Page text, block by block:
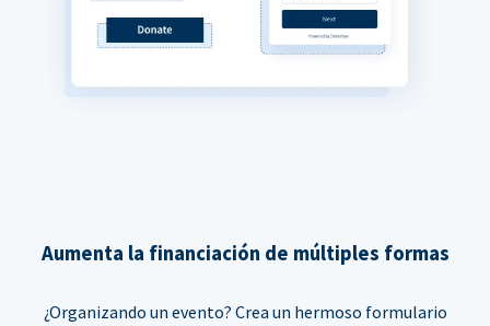
Aumenta la financiación de múltiples formas
¿Organizando un evento? Crea un hermoso formulario